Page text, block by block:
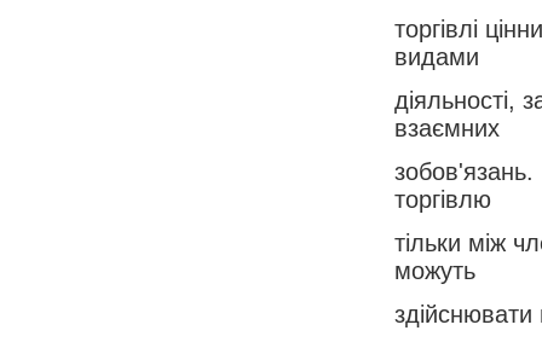
торгівлі
видами
діяльності,
взаємних
зобов'язань.
торгівлю
тільки між
можуть
здійснювати